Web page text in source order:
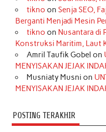
o
k
r
a
m
k
r
e
s
t
tikno on Senja SEO,
Berganti Menjadi Mesin
tikno on Nusantara di
Konstruksi Maritim, Laut
Amril Taufik Gobel on
MENYISAKAN JEJAK
Musniaty Musni on
MENYISAKAN JEJAK
POSTING TERAKHIR